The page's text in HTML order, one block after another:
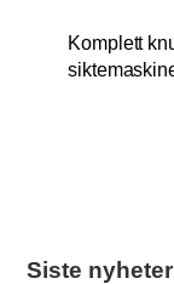
Komplett
Siste nyheter